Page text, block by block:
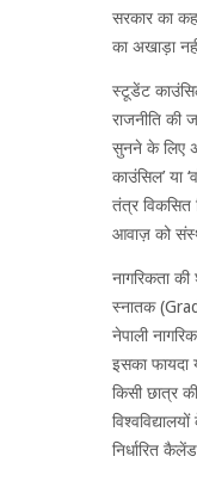
सरकार का
का अखाड़ा
स्टूडेंट
राजनीति की
सुनने के लिए
काउंसिल’ या
तंत्र विकसित
आवाज़ को
नागरिकता
स्नातक
नेपाली
इसका फायदा
किसी छात्र
निर्धारित